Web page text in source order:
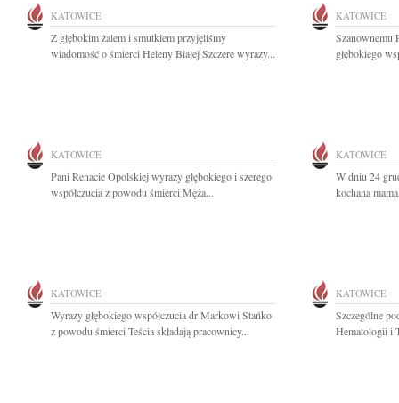
KATOWICE
Z głębokim żalem i smutkiem przyjęliśmy
wiadomość o śmierci Heleny Białej Szczere wyrazy...
KATOWICE
Szanownemu
głębokiego
KATOWICE
Pani Renacie Opolskiej wyrazy głębokiego i szerego
współczucia z powodu śmierci Męża...
KATOWICE
W dniu 24
kochana
KATOWICE
Wyrazy głębokiego współczucia dr Markowi Stańko
z powodu śmierci Teścia składają pracownicy...
KATOWICE
Szczególne
Hematologii i